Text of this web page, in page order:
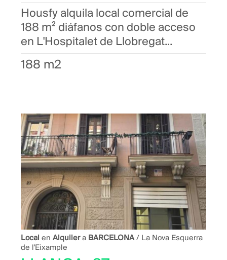
Housfy alquila local comercial de
188 m² diáfanos con doble acceso
en L'Hospitalet de Llobregat...
188 m2
Local enAlquilera BARCELONA/ La Nova Esquerra
de l'Eixample